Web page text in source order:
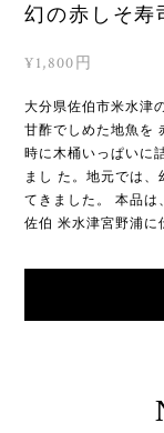
幻の赤しそ寿
¥1,800円
大分県佐伯市米水津
甘酢でしめた地魚を
時に木桶いっぱいに
まし た。地元では
てきました。 本品は
佐伯 米水津宮野浦に